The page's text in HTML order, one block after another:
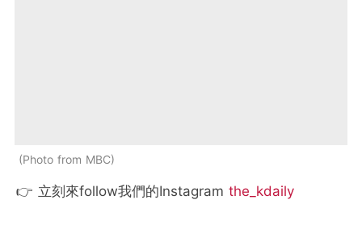
Photo from MBC
👉 立刻來follow我們的Instagram the_kdaily